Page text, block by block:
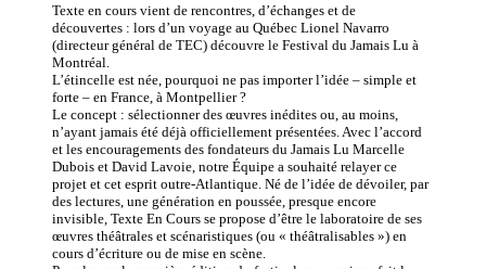
Texte en cours vient de rencontres, d’échanges et de
découvertes : lors d’un voyage au Québec Lionel Navarro
(directeur général de TEC) découvre le Festival du Jamais Lu à
Montréal.
L’étincelle est née, pourquoi ne pas importer l’idée – simple et
forte – en France, à Montpellier ?
Le concept : sélectionner des œuvres inédites ou, au moins,
n’ayant jamais été déjà officiellement présentées. Avec l’accord
et les encouragements des fondateurs du Jamais Lu Marcelle
Dubois et David Lavoie, notre Équipe a souhaité relayer ce
projet et cet esprit outre-Atlantique. Né de l’idée de dévoiler, par
des lectures, une génération en poussée, presque encore
invisible, Texte En Cours se propose d’être le laboratoire de ses
œuvres théâtrales et scénaristiques (ou « théâtralisables ») en
cours d’écriture ou de mise en scène.